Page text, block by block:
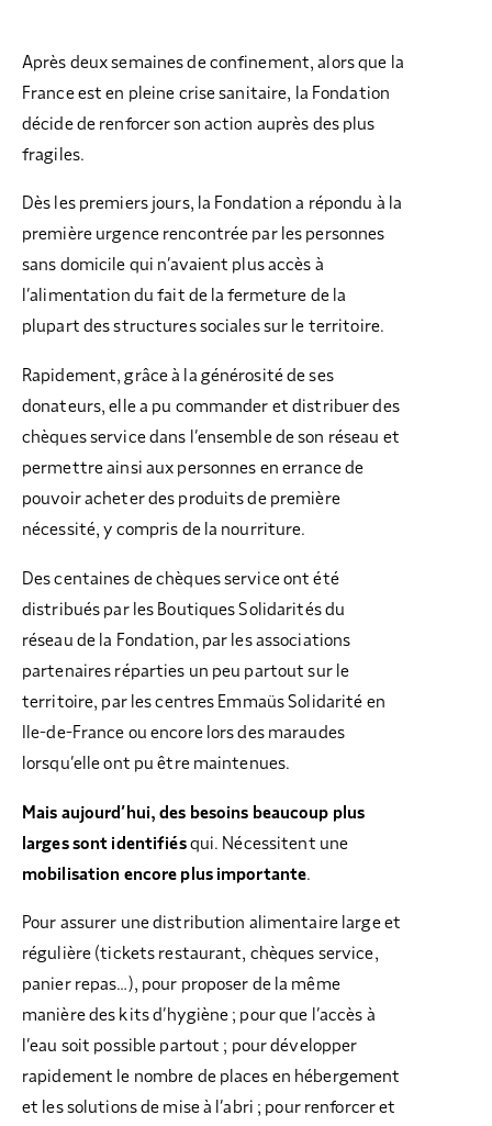
Après deux semaines de confinement, alors que la
France est en pleine crise sanitaire, la Fondation
décide de renforcer son action auprès des plus
fragiles.
Dès les premiers jours, la Fondation a répondu à la
première urgence rencontrée par les personnes
sans domicile qui n’avaient plus accès à
l’alimentation du fait de la fermeture de la
plupart des structures sociales sur le territoire.
Rapidement, grâce à la générosité de ses
donateurs, elle a pu commander et distribuer des
chèques service dans l’ensemble de son réseau et
permettre ainsi aux personnes en errance de
pouvoir acheter des produits de première
nécessité, y compris de la nourriture.
Des centaines de chèques service ont été
distribués par les Boutiques Solidarités du
réseau de la Fondation, par les associations
partenaires réparties un peu partout sur le
territoire, par les centres Emmaüs Solidarité en
Ile-de-France ou encore lors des maraudes
lorsqu’elle ont pu être maintenues.
Mais aujourd’hui, des besoins beaucoup plus
larges sont identifiésqui. Nécessitent une
mobilisation encore plus importante.
Pour assurer une distribution alimentaire large et
régulière (tickets restaurant, chèques service,
panier repas…), pour proposer de la même
manière des kits d’hygiène ; pour que l’accès à
l’eau soit possible partout ; pour développer
rapidement le nombre de places en hébergement
et les solutions de mise à l’abri ; pour renforcer et